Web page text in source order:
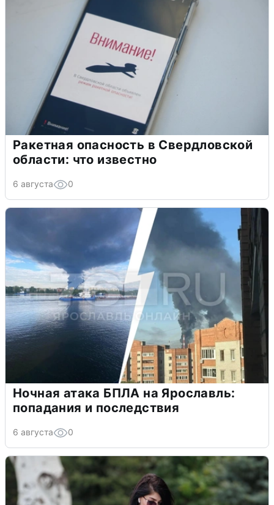
Ракетная опасность в Свердловской
области: что известно
6 августа 0
Ночная атака БПЛА на Ярославль:
попадания и последствия
6 августа 0